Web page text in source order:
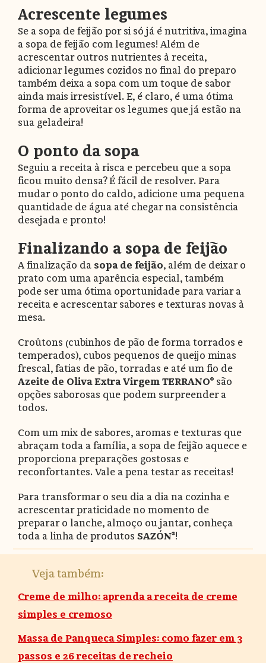
Acrescente legumes
Se a sopa de feijão por si só já é nutritiva, imagina
a sopa de feijão com legumes! Além de
acrescentar outros nutrientes à receita,
adicionar legumes cozidos no final do preparo
também deixa a sopa com um toque de sabor
ainda mais irresistível. E, é claro, é uma ótima
forma de aproveitar os legumes que já estão na
sua geladeira!
O ponto da sopa
Seguiu a receita à risca e percebeu que a sopa
ficou muito densa? É fácil de resolver. Para
mudar o ponto do caldo, adicione uma pequena
quantidade de água até chegar na consistência
desejada e pronto!
Finalizando a sopa de feijão
A finalização da sopa de feijão, além de deixar o
prato com uma aparência especial, também
pode ser uma ótima oportunidade para variar a
receita e acrescentar sabores e texturas novas à
mesa.
Croûtons (cubinhos de pão de forma torrados e
temperados), cubos pequenos de queijo minas
frescal, fatias de pão, torradas e até um fio de
Azeite de Oliva Extra Virgem TERRANO® são
opções saborosas que podem surpreender a
todos.
Com um mix de sabores, aromas e texturas que
abraçam toda a família, a sopa de feijão aquece e
proporciona preparações gostosas e
reconfortantes. Vale a pena testar as receitas!
Para transformar o seu dia a dia na cozinha e
acrescentar praticidade no momento de
preparar o lanche, almoço ou jantar, conheça
toda a linha de produtos SAZÓN®!
Veja também:
Creme de milho: aprenda a receita de creme
simples e cremoso
Massa de Panqueca Simples: como fazer em 3
passos e 26 receitas de recheio